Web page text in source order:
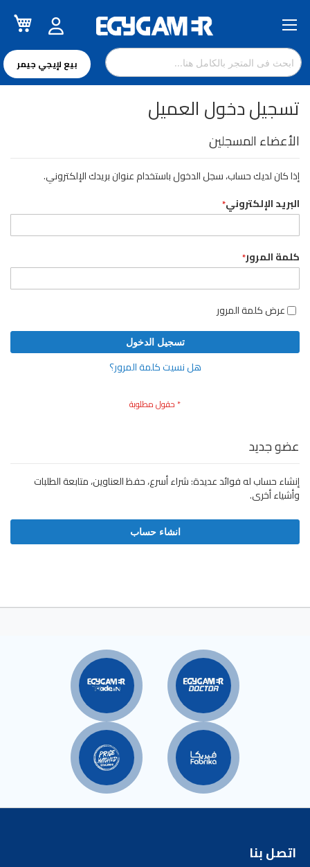
إلى
المحتوى
بيع لإيجي جيمر
تسجيل دخول العميل
الأعضاء المسجلين
إذا كان لديك حساب، سجل الدخول باستخدام عنوان بريدك الإلكتروني.
البريد الإلكتروني
كلمة المرور
عرض كلمة المرور
تسجيل الدخول
هل نسيت كلمة المرور؟
عضو جديد
إنشاء حساب له فوائد عديدة: شراء أسرع، حفظ العناوين، متابعة الطلبات
وأشياء أخرى.
انشاء حساب
اتصل بنا